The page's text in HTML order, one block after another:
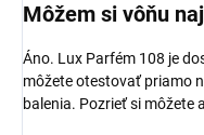
Môžem si vôňu
Áno. Lux Parfém 108 je
môžete otestovať priamo
balenia. Pozrieť si môžete